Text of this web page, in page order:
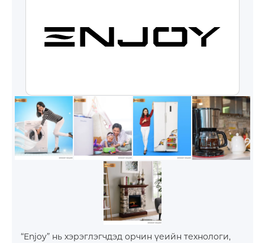
Импорт, Экспорт дистрибьюшн
“Enjoy” нь хэрэглэгчдэд орчин үеийн технологи,